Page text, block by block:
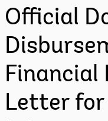
Official
Letter for